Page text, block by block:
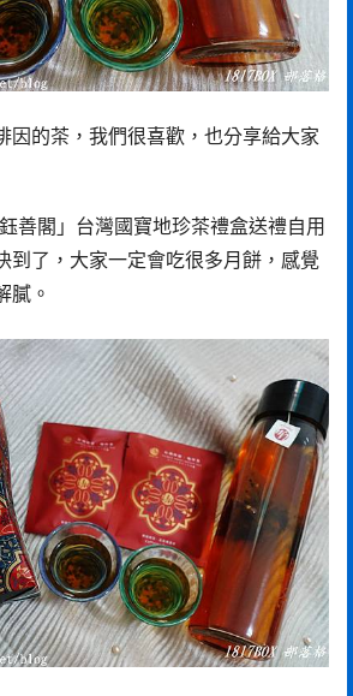
因的茶，我們很喜歡，也分享給大家
鈺善閣」台灣國寶地珍茶禮盒送禮自用
到了，大家一定會吃很多月餅，感覺
膩。